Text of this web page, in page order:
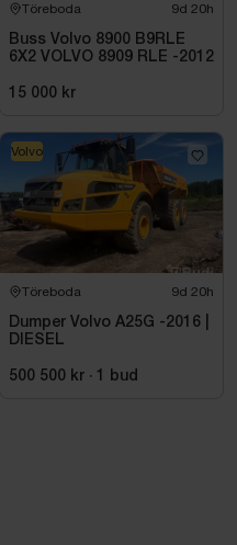
Töreboda 9d 20h
Buss Volvo 8900 B9RLE
6X2 VOLVO 8909 RLE -2012
15 000 kr
Töreboda 9d 20h
Dumper Volvo A25G -2016 |
DIESEL
500 500 kr · 1 bud
Volvo